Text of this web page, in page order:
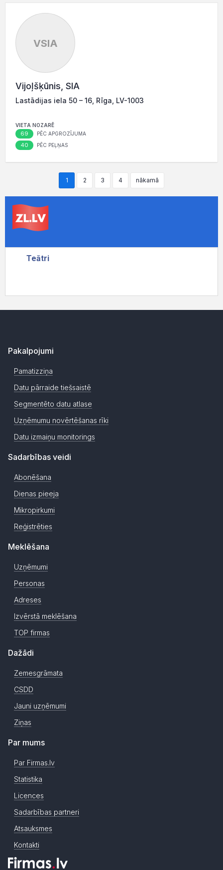
VSIA
Vijoļšķūnis, SIA
Lastādijas iela 50 – 16, Rīga, LV-1003
VIETA NOZARĒ
69 PĒC APGROZĪJUMA
40 PĒC PEĻŅAS
1 2 3 4 nākamā
Pakalpojumi
Pamatizziņa
Datu pārraide tiešsaistē
Segmentēto datu atlase
Uzņēmumu novērtēšanas rīki
Datu izmaiņu monitorings
Sadarbības veidi
Abonēšana
Dienas pieeja
Mikropirkumi
Reģistrēties
Meklēšana
Uzņēmumi
Personas
Adreses
Izvērstā meklēšana
TOP firmas
Dažādi
Zemesgrāmata
CSDD
Jauni uzņēmumi
Ziņas
Par mums
Par Firmas.lv
Statistika
Licences
Sadarbības partneri
Atsauksmes
Kontakti